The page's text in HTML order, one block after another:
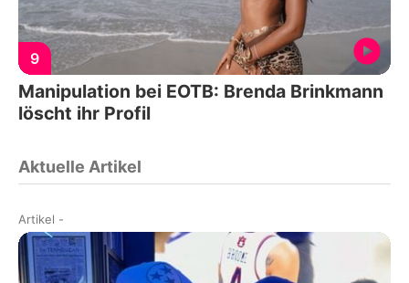
9
Manipulation bei EOTB: Brenda Brinkmann
löscht ihr Profil
Aktuelle Artikel
Artikel -